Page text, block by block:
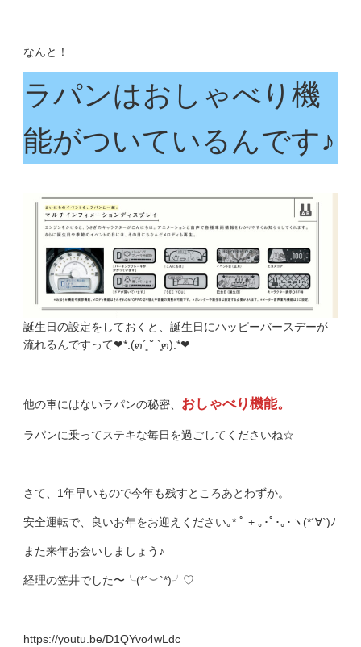
なんと！
ラパンはおしゃべり機
能がついているんです♪
誕生日の設定をしておくと、誕生日にハッピーバースデーが
流れるんですって❤︎*.(๓´͈ ˘ `͈๓).*❤︎
他の車にはないラパンの秘密、 おしゃべり機能。
ラパンに乗ってステキな毎日を過ごしてくださいね☆
さて、1年早いもので今年も残すところあとわずか。
安全運転で、良いお年をお迎えください｡* ﾟ + ｡･ﾟ･｡･ヽ(*´∀︎`)ﾉ
また来年お会いしましょう♪
経理の笠井でした〜╰(*´︶`*)╯♡
https://youtu.be/D1QYvo4wLdc